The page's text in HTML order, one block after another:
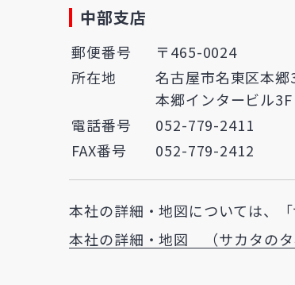
中部支店
郵便番号
〒465-0024
所在地
名古屋市名東区本
本郷インタービル3F
電話番号
052-779-2411
FAX番号
052-779-2412
本社の詳細・地図については、
本社の詳細・地図 （サカタのタ